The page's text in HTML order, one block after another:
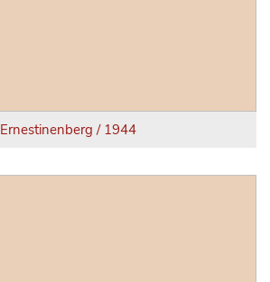
Ernestinenberg / 1944